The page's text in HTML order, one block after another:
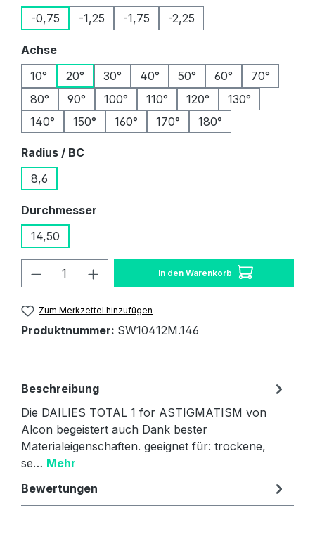
-0,75
-1,25 -1,75 -2,25
Achseauswählen
10°
20° 30° 40° 50° 60°
70°
80°
90° 100° 110° 120°
130°
140°
150° 160° 170° 180°
Radius / BCauswählen
8,6
Durchmesser
14,50
Produkt Anzahl: Gib den
In den Warenkorb
Zum Merkzettel hinzufügen
Produktnummer: SW10412M.146
Beschreibung
Die DAILIES TOTAL 1 for ASTIGMATISM von
Alcon begeistert auch Dank bester
Materialeigenschaften. geeignet für: trockene,
se… Mehr
Bewertungen